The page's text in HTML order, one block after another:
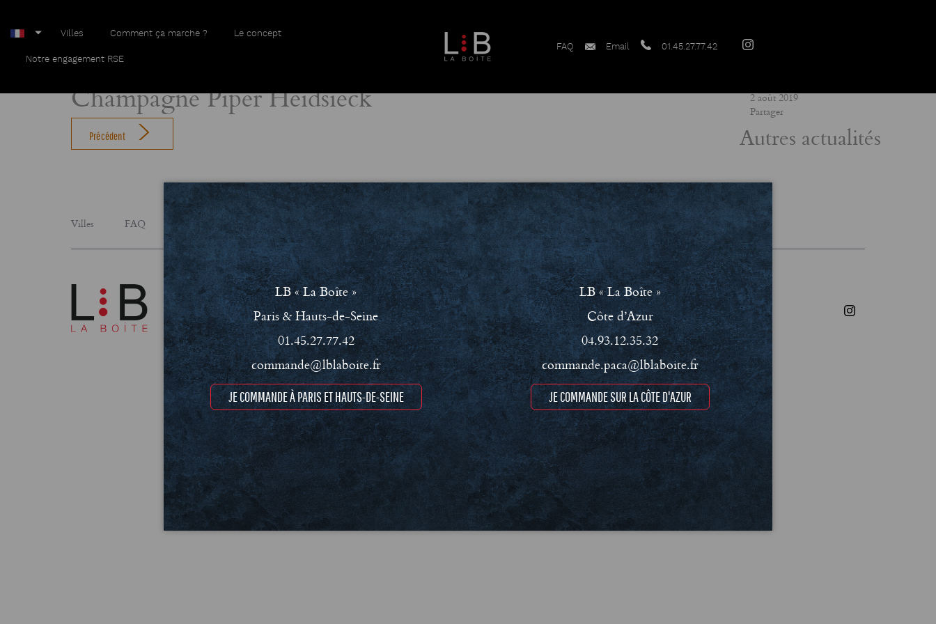
Villes Comment ça marche ? Le concept
Notre engagement RSE
FAQ Email 01.45.27.77.42
Champagne Piper Heidsieck
Champagne Piper Heidsieck
Précédent
2 août 2019
Partager
Autres actualités
Villes FAQ Le concept Notre engagement RSE Conditions Générales de Vente (CGV) Mentions légales et Politique de confidentialité
LB « La Boîte »
Paris & Hauts-de-Seine
01.45.27.77.42
commande@lblaboite.fr
JE COMMANDE À PARIS ET HAUTS-DE-SEINE
LB « La Boîte »
Côte d’Azur
04.93.12.35.32
commande.paca@lblaboite.fr
JE COMMANDE SUR LA CÔTE D'AZUR